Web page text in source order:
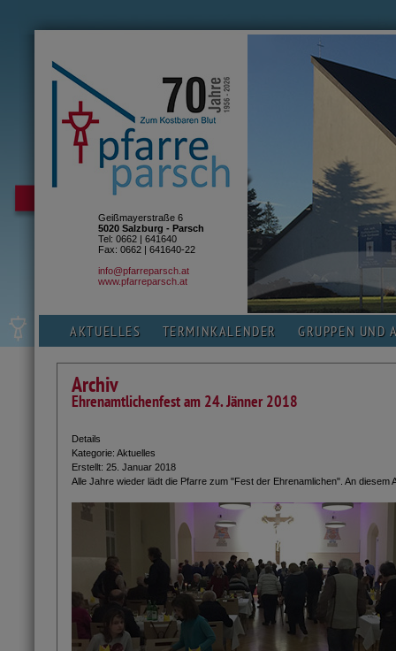
Geißmayerstraße 6
5020 Salzburg - Parsch
Tel: 0662 | 641640
Fax: 0662 | 641640-22
info@pfarreparsch.at
www.pfarreparsch.at
AKTUELLES TERMINKALENDER GRUPPEN UND
Archiv
Ehrenamtlichenfest am 24. Jänner 2018
Details
Kategorie: Aktuelles
Erstellt: 25. Januar 2018
Alle Jahre wieder lädt die Pfarre zum "Fest der Ehrenamlichen". An